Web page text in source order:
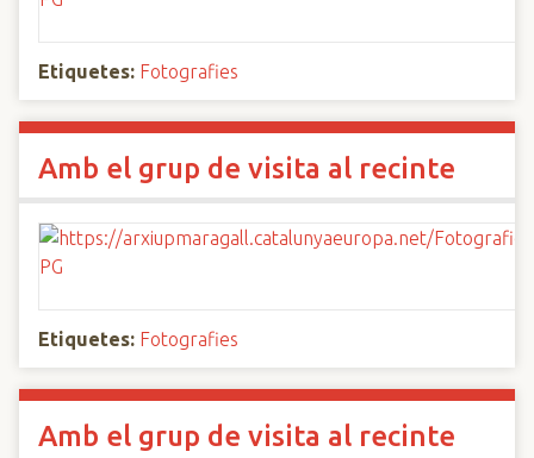
Etiquetes: Fotografies
Amb el grup de visita al recinte
Etiquetes: Fotografies
Amb el grup de visita al recinte